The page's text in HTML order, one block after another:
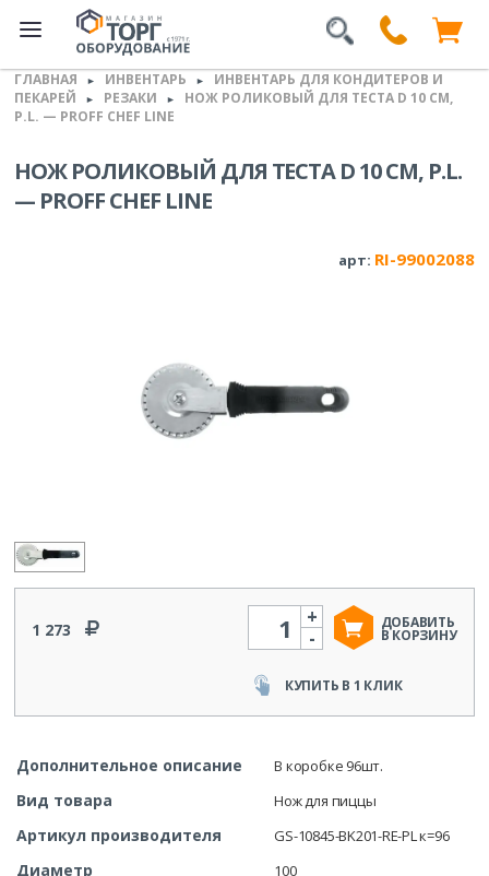
ГЛАВНАЯ ► ИНВЕНТАРЬ ►
ИНВЕНТАРЬ ДЛЯ КОНДИТЕРОВ И
ПЕКАРЕЙ
► РЕЗАКИ ►
НОЖ РОЛИКОВЫЙ ДЛЯ ТЕСТА D 10 СМ,
P.L. — PROFF CHEF LINE
НОЖ РОЛИКОВЫЙ ДЛЯ ТЕСТА D 10 СМ, P.L.
— PROFF CHEF LINE
арт: RI-99002088
1 273
Количество
-
+ ДОБАВИТЬ
В КОРЗИНУ
КУПИТЬ В 1 КЛИК
Дополнительное описание В коробке 96шт.
Вид товара Нож для пиццы
Артикул производителя GS-10845-BK201-RE-PL к=96
Диаметр 100